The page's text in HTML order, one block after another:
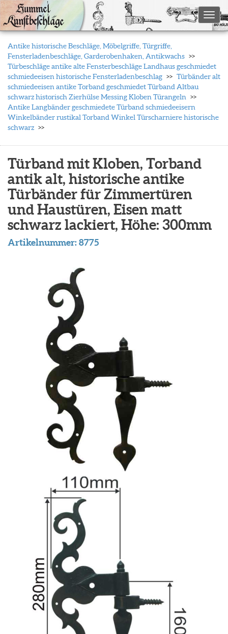
Antike historische Beschläge, Möbelgriffe, Türgriffe,
Fensterladenbeschläge, Garderobenhaken, Antikwachs
Türbeschläge antike alte Fensterbeschläge Landhaus geschmiedet
schmiedeeisen historische Fensterladenbeschlag
Türbänder alt
schmiedeeisen antike Torband geschmiedet Türband Altbau
schwarz historisch Zierhülse Messing Kloben Türangeln
Antike Langbänder geschmiedete Türband schmiedeeisern
Winkelbänder rustikal Torband Winkel Türscharniere historische
schwarz
Türband mit Kloben, Torband
antik alt, historische antike
Türbänder für Zimmertüren
und Haustüren, Eisen matt
schwarz lackiert, Höhe: 300mm
Artikelnummer:8775